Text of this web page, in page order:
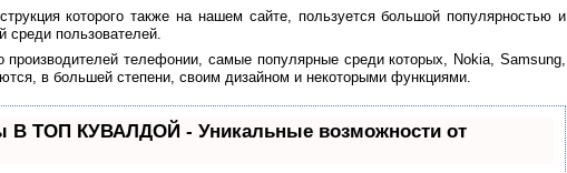
которого также на нашем сайте, пользуется большой популярностью и
среди пользователей.
производителей телефонии, самые популярные среди которых, Nokia, Samsung,
в большей степени, своим дизайном и некоторыми функциями.
В ТОП КУВАЛДОЙ - Уникальные возможности от